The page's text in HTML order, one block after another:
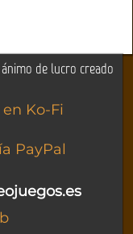
de lucro creado
Ko-Fi
PayPal